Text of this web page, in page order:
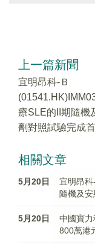
上一篇新聞
宜明昂科-Ｂ
療SLE的II期隨機
劑對照試驗完成
相關文章
5月20日
宜明昂
隨機及
5月20日
中國寶
800萬港